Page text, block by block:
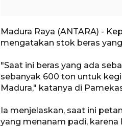
Madura Raya (ANTARA) -
mengatakan stok beras
"Saat ini beras yang ada
sebanyak 600 ton untuk
Madura," katanya di
Ia menjelaskan, saat ini
yang menanam padi,